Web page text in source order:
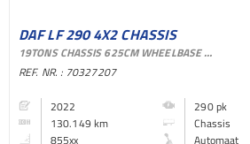
DAF LF 290 4X2 CHASSIS
BAKWAGEN
19TONS CHASSIS 625CM WHEELBASE DAY CAB AUTOMATIC EURO 6
REF. NR. : 70327207
2022
290 pk
130.149 km
Chassis
855xx
Automaat